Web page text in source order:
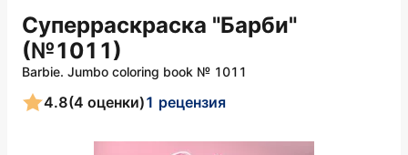
Суперраскраска "Барби"
(№1011)
Barbie. Jumbo coloring book № 1011
4.8(4 оценки)1 рецензия